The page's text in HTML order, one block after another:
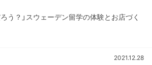
う？」スウェーデン留学の体験とお店づく
2021.12.28